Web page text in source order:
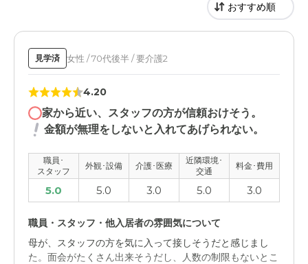
見学済 女性 / 70代後半 / 要介護2
4.20
家から近い、スタッフの方が信頼おけそう。
金額が無理をしないと入れてあげられない。
職員･
スタッフ
外観･設備 介護･医療
近隣環境･
交通
料金･費用
5.0 5.0 3.0 5.0 3.0
職員・スタッフ・他入居者の雰囲気について
母が、スタッフの方を気に入って接しそうだと感じまし
た。面会がたくさん出来そうだし、人数の制限もないとこ